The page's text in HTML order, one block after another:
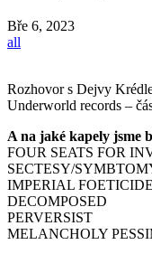
Bře 6, 2023
all
Rozhovor s Dejvy
Underworld records –
A na jaké kapely jsme
FOUR SEATS FOR
SECTESY/
IMPERIAL FOETICIDE
DECOMPOSED
PERVERSIST
MELANCHOLY